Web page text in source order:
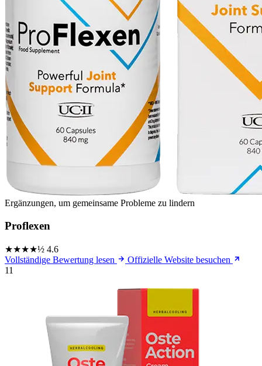
Ergänzungen, um gemeinsame Probleme zu lindern
Proflexen
★★★★½ 4.6
Vollständige Bewertung lesen
Offizielle Website besuchen
11